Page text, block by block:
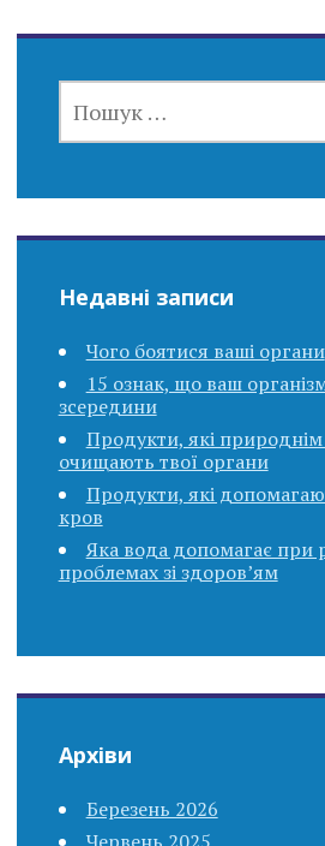
Недавні записи
Чого боятися ваші органи
15 ознак, що ваш
зсередини
Продукти, які
очищають твої органи
Продукти, які
кров
Яка вода допомагає при
проблемах зі здоров’ям
Архіви
Березень 2026